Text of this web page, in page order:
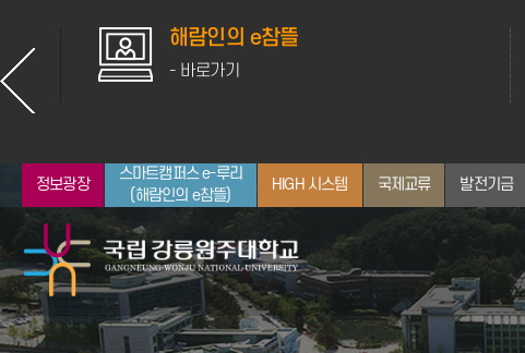
해람인의 e참뜰
- 바로가기
정보광장
스마트캠퍼스 e-루리
(해람인의 e참뜰)
HIGH 시스템 국제교류 발전기금